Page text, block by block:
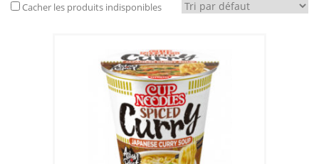
Cacher les produits indisponibles